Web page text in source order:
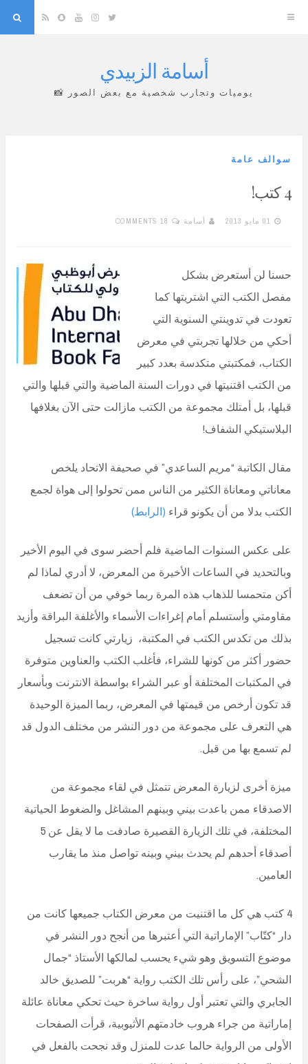
Twitter
Instagram
YouTube
Snapchat
RSS
أسامة الزبيدي
يوميات وتجارب شخصية مع بعض الصور 📸
سوالف عامة
4 كتب!
01 مايو 2013 أسامة 18 COMMENTS
حسنا لن أستعرض بشكل
مفصل الكتب التي اشتريتها كما
تعودت في تدوينتي السنوية التي
أحكي من خلالها تجربتي في معرض
الكتاب، فمكتبتي متكدسة بعدد كبير
من الكتب اقتنيتها في دورات السنة الماضية والتي قبلها والتي
قبلها، بل أمتلك مجموعة من الكتب مازالت حتى الآن بغلافها
البلاستيكي الشفاف!
مقال الكاتبة “مريم الساعدي” في صحيفة الاتحاد يلخص
معاناتي ومعاناة الكثير من الناس ممن تحولوا إلى هواة لجمع
الكتب بدلا من أن يكونو قراء (الرابط)
على عكس السنوات الماضية فلم أحضر سوى في اليوم الأخير
وبالتحديد في الساعات الأخيرة من المعرض، لا أدري لماذا لم
أكن متحمسا للذهاب هذه المرة ربما خوفي من أن تضعف
مقاومتي وأستسلم أمام إغراءات الأسماء والأغلفة البراقة وأزيد
بذلك من تكدس الكتب في المكتبة، زيارتي كانت تسجيل
حضور أكثر من كونها للشراء، فأغلب الكتب والعناوين متوفرة
في المكتبات المختلفة أو عبر الشراء بواسطة الانترنت وبأسعار
قد تكون أرخص من قيمتها في المعرض، ربما الميزة الوحيدة
هي التعرف على مجموعة من دور النشر من مختلف الدول قد
لم تسمع بها من قبل.
ميزة أخرى لزيارة المعرض تتمثل في لقاء مجموعة من
الاصدقاء ممن باعدت بيني وبينهم المشاغل والضغوط الحياتية
المختلفة، في تلك الزيارة القصيرة صادفت ما لا يقل عن 5
أصدقاء أحدهم لم يحدث بيني وبينه تواصل منذ ما يقارب
العامين.
4 كتب هي كل ما اقتنيت من معرض الكتاب جميعها كانت من
دار “كتّاب” الإماراتية التي أعتبرها من أنجح دور النشر في
موضوع التسويق وهو شيء يحسب لمالكها الأستاذ “جمال
الشحي”، على رأس تلك الكتب رواية “هربت” للصديق خالد
الجابري والتي تعتبر أول رواية ساخرة حيث تحكي معاناة عائلة
إماراتية من جراء هروب خادمتهم الأثيوبية، قرأت الصفحات
الأولى من الرواية حالما عدت للمنزل وقد نجحت بالفعل في